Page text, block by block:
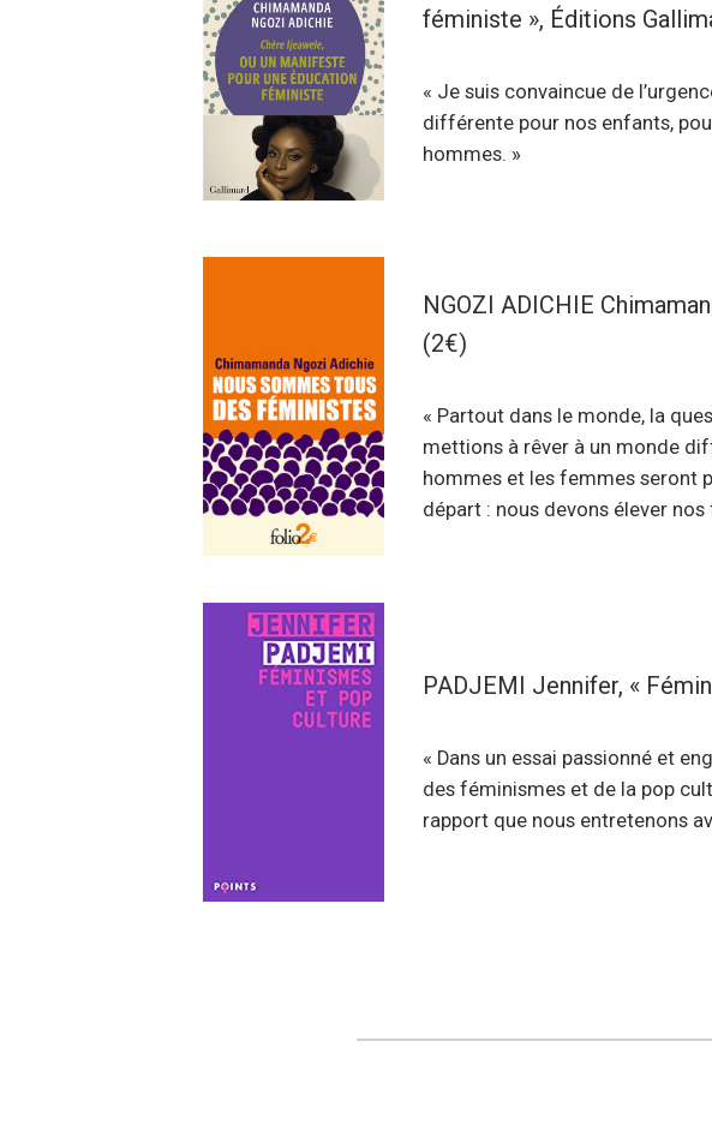
féministe », Éditions
« Je suis convaincue de
différente pour nos enfants,
hommes. »
NGOZI ADICHIE
(2€)
« Partout dans le monde, la
mettions à rêver à un monde
hommes et les femmes seront
départ : nous devons élever
PADJEMI Jennifer, «
« Dans un essai passionné et
des féminismes et de la pop
rapport que nous entretenons